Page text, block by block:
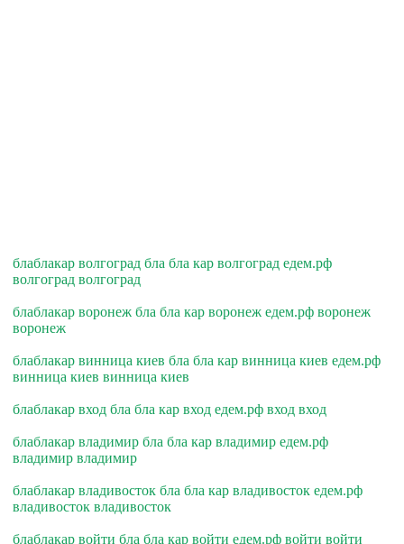
блаблакар волгоград бла бла кар волгоград едем.рф
волгоград волгоград
блаблакар воронеж бла бла кар воронеж едем.рф воронеж
воронеж
блаблакар винница киев бла бла кар винница киев едем.рф
винница киев винница киев
блаблакар вход бла бла кар вход едем.рф вход вход
блаблакар владимир бла бла кар владимир едем.рф
владимир владимир
блаблакар владивосток бла бла кар владивосток едем.рф
владивосток владивосток
блаблакар войти бла бла кар войти едем.рф войти войти